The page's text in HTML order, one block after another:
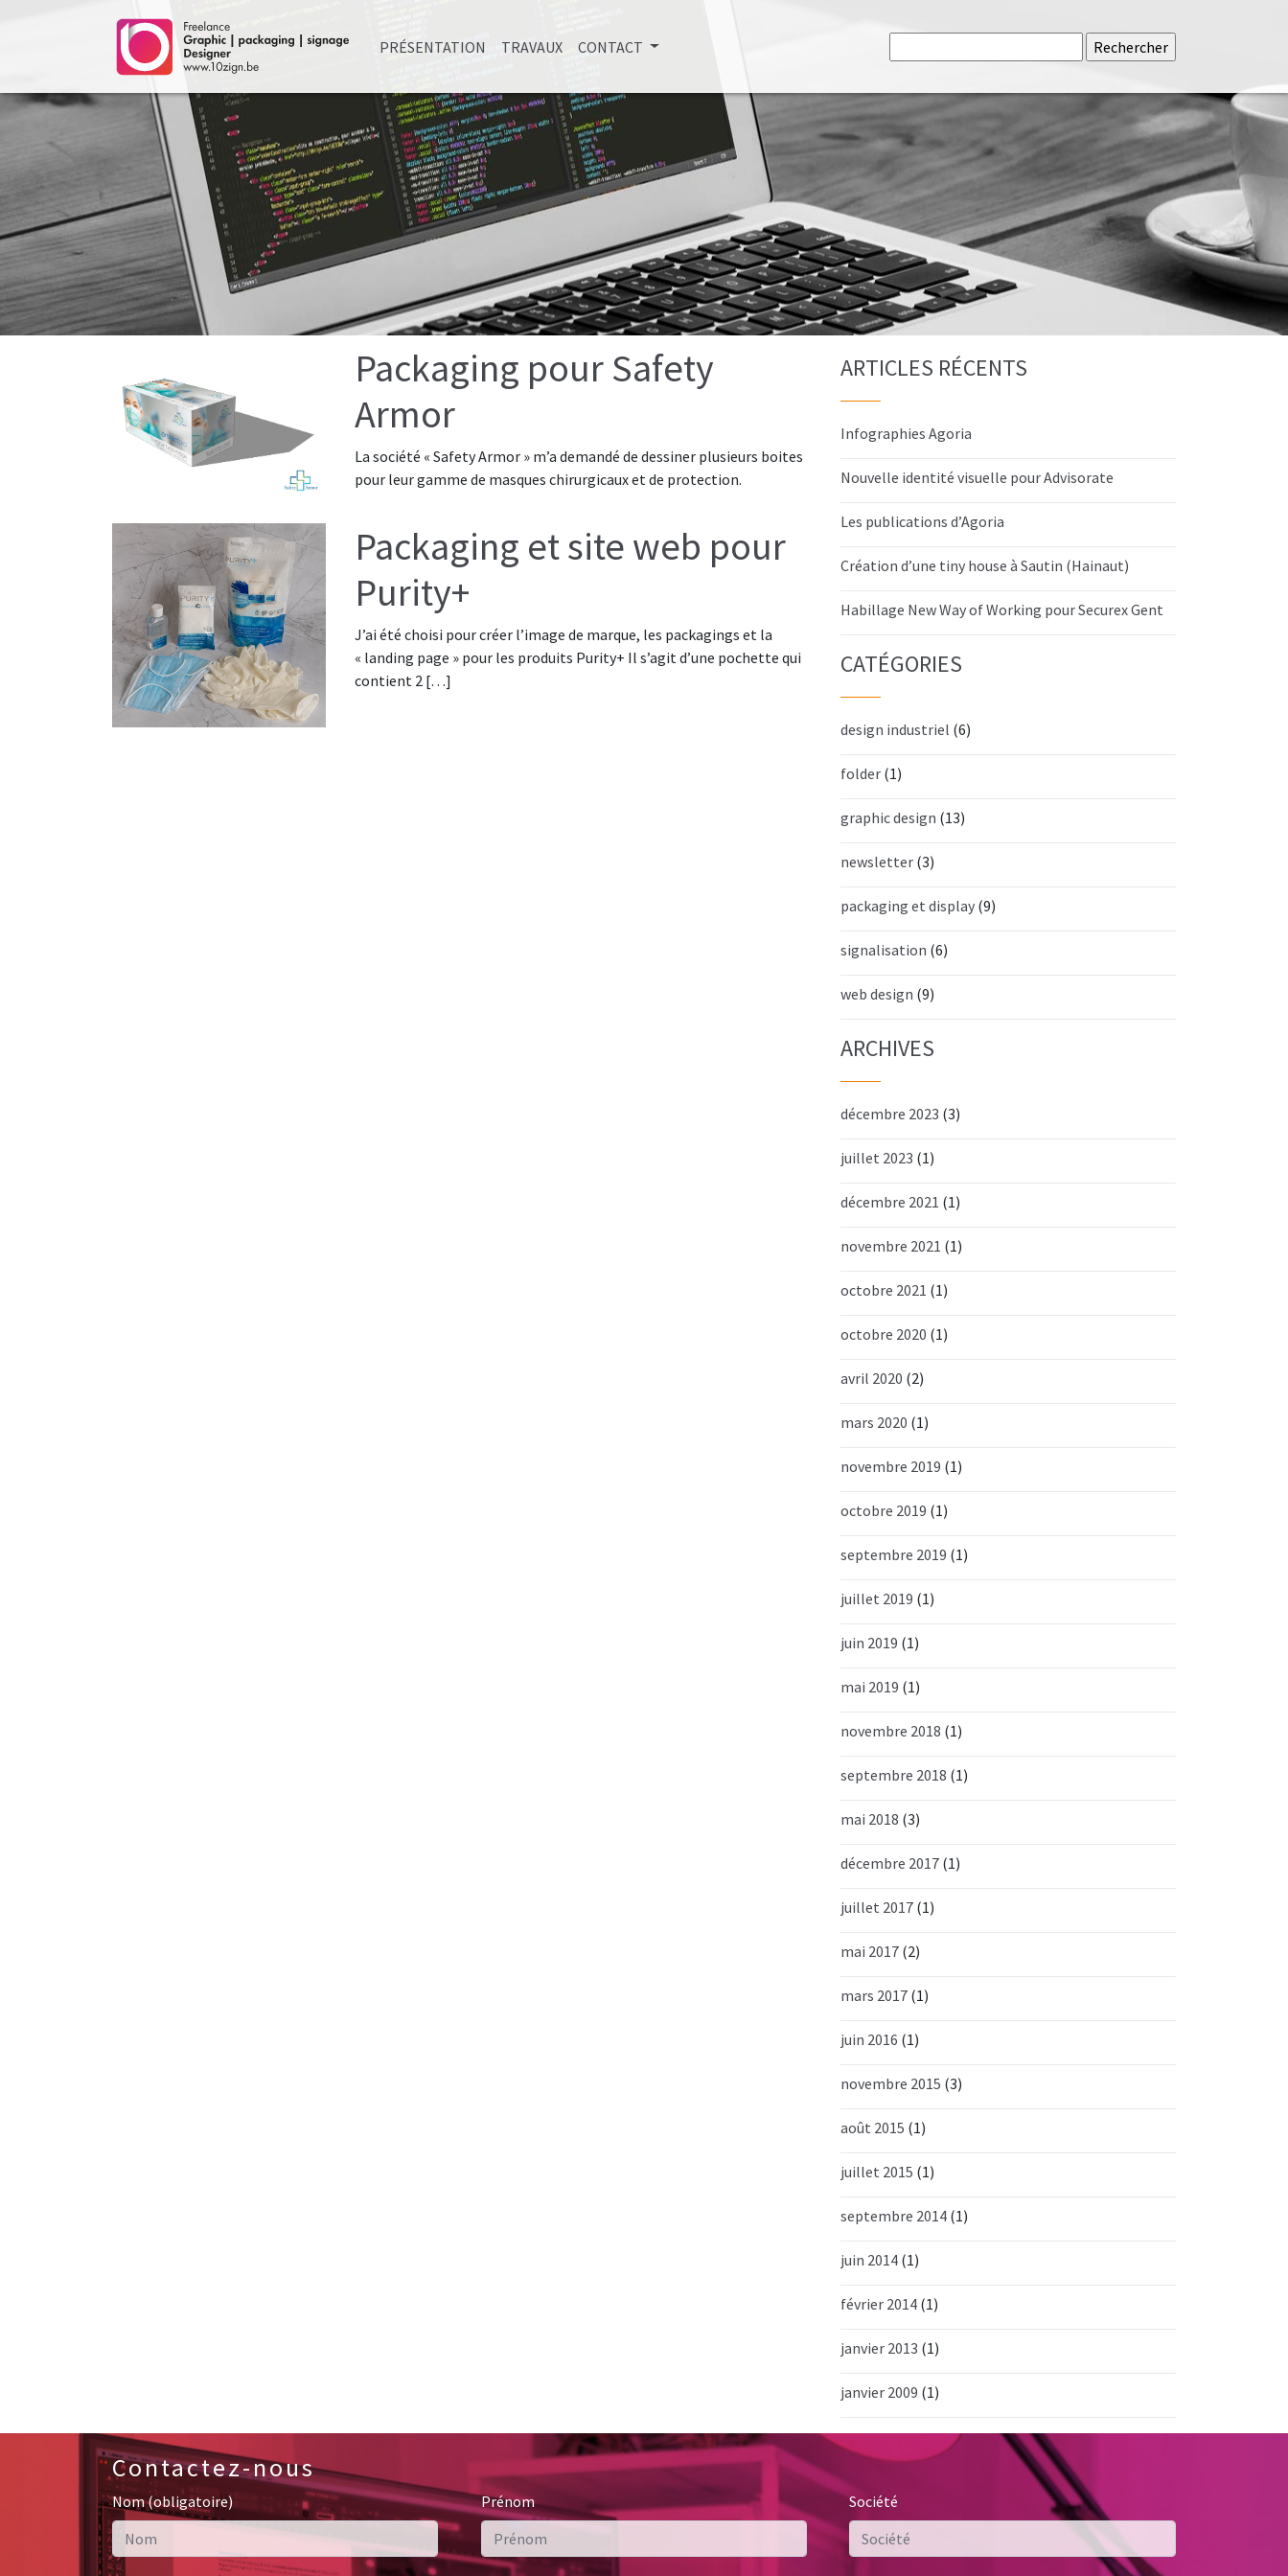
PRÉSENTATION (CURRENT)
TRAVAUX CONTACT
Packaging pour Safety
Armor
La société « Safety Armor » m’a demandé de dessiner plusieurs boites
pour leur gamme de masques chirurgicaux et de protection.
Packaging et site web pour
Purity+
J’ai été choisi pour créer l’image de marque, les packagings et la
« landing page » pour les produits Purity+ Il s’agit d’une pochette qui
contient 2 […]
ARTICLES RÉCENTS
Infographies Agoria
Nouvelle identité visuelle pour Advisorate
Les publications d’Agoria
Création d’une tiny house à Sautin (Hainaut)
Habillage New Way of Working pour Securex Gent
CATÉGORIES
design industriel (6)
folder (1)
graphic design (13)
newsletter (3)
packaging et display (9)
signalisation (6)
web design (9)
ARCHIVES
décembre 2023 (3)
juillet 2023 (1)
décembre 2021 (1)
novembre 2021 (1)
octobre 2021 (1)
octobre 2020 (1)
avril 2020 (2)
mars 2020 (1)
novembre 2019 (1)
octobre 2019 (1)
septembre 2019 (1)
juillet 2019 (1)
juin 2019 (1)
mai 2019 (1)
novembre 2018 (1)
septembre 2018 (1)
mai 2018 (3)
décembre 2017 (1)
juillet 2017 (1)
mai 2017 (2)
mars 2017 (1)
juin 2016 (1)
novembre 2015 (3)
août 2015 (1)
juillet 2015 (1)
septembre 2014 (1)
juin 2014 (1)
février 2014 (1)
janvier 2013 (1)
janvier 2009 (1)
Contactez-nous
Nom (obligatoire) Prénom Société